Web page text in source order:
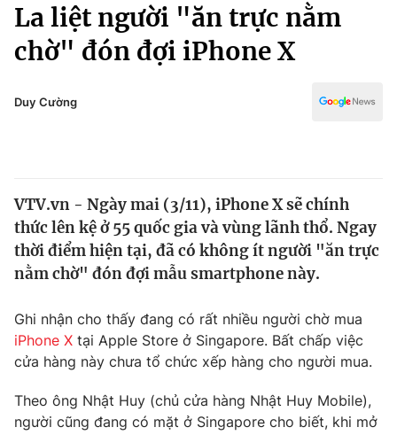
Chính trị
Thế giới
Tin tức
Câu chuyện quốc tế
Kinh tế
Tài chính
Thị trường
Góc doanh nghiệp
Dữ liệu và đời sống
Phim VTV
Thể thao
Truyền hình
Văn hóa - Giải trí
Đời sống
La liệt người "ăn trực nằm
chờ" đón đợi iPhone X
Duy Cường
VTV.vn - Ngày mai (3/11), iPhone X sẽ chính
thức lên kệ ở 55 quốc gia và vùng lãnh thổ. Ngay
thời điểm hiện tại, đã có không ít người "ăn trực
nằm chờ" đón đợi mẫu smartphone này.
Ghi nhận cho thấy đang có rất nhiều người chờ mua
iPhone X tại Apple Store ở Singapore. Bất chấp việc
cửa hàng này chưa tổ chức xếp hàng cho người mua.
Theo ông Nhật Huy (chủ cửa hàng Nhật Huy Mobile),
người cũng đang có mặt ở Singapore cho biết, khi mở